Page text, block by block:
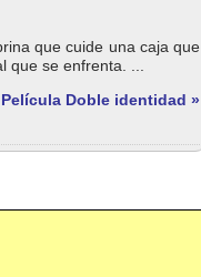
que cuide una caja que
se enfrenta. ...
Película Doble identidad »